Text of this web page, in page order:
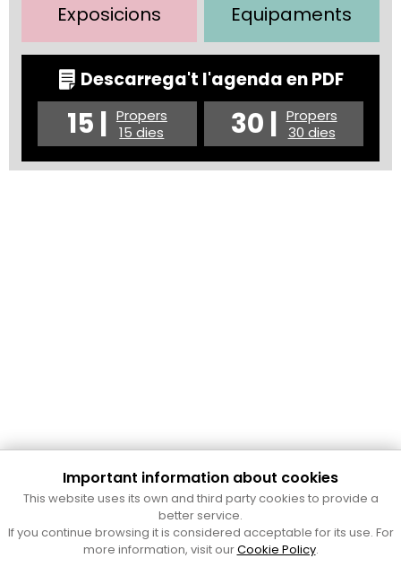
Exposicions Equipaments
Descarrega't l'agenda en PDF
15 | Propers
15 dies
30 | Propers
30 dies
Cultura Mataró
Ajuntament de Mataró
C. de Sant Josep, 9 (Mataró, 08302)
Horari d'obertura: dilluns, dimecres i divendres de 10 a 13 h.
Important information about cookies
This website uses its own and third party cookies to provide a
better service.
If you continue browsing it is considered acceptable for its use. For
more information, visit ourCookie Policy.